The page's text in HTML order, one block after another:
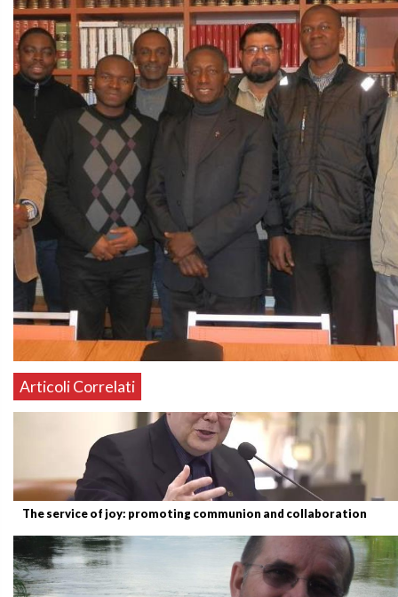
Articoli Correlati
The service of joy: promoting communion and collaboration